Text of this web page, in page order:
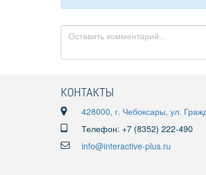
КОНТАКТЫ
428000, г. Чебоксары, ул.
Телефон: +7 (8352) 222-490
info@interactive-plus.ru